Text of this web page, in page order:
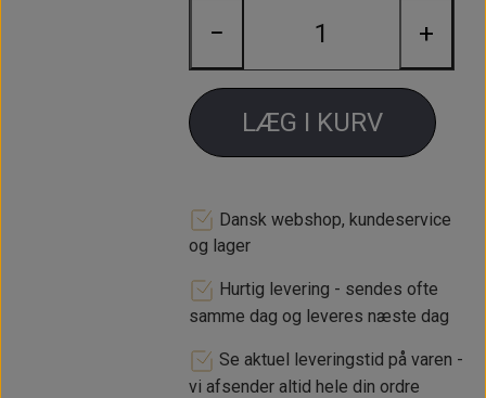
3 ohm
− +
LÆG I KURV
Dansk webshop, kundeservice
og lager
Hurtig levering - sendes ofte
samme dag og leveres næste dag
Se aktuel leveringstid på varen -
vi afsender altid hele din ordre